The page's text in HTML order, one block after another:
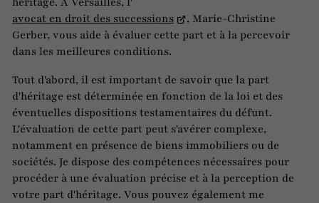
avocat en droit des successions
, Marie-Christine
Gerber, vous aide à évaluer cette part et à la percevoir
dans les meilleures conditions.
Tout d'abord, il est important de savoir que la part
d'héritage est déterminée en fonction de la loi et des
éventuelles dispositions testamentaires du défunt.
L'évaluation de cette part peut s'avérer complexe,
notamment en présence de biens immobiliers ou de
sociétés. Je dispose des compétences nécessaires pour
procéder à une évaluation précise et à la perception de
votre part d'héritage. Vous pouvez également me